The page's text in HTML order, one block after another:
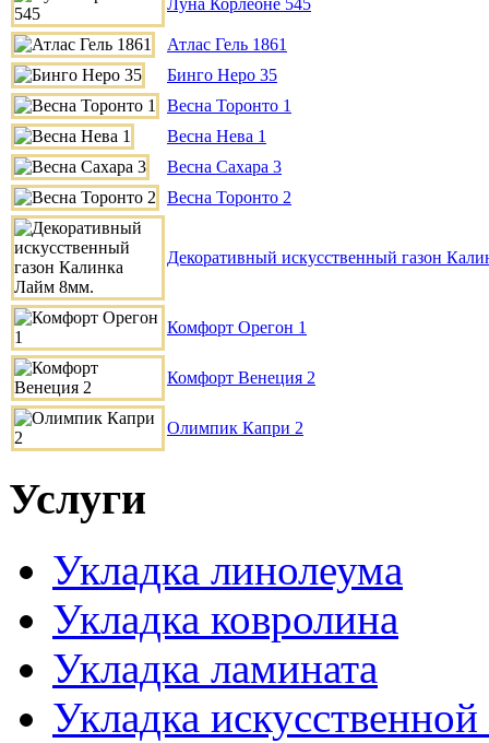
Атлас Гель 1861
Бинго Неро 35
Весна Торонто 1
Весна Нева 1
Весна Сахара 3
Весна Торонто 2
Декоративный искусственный газон
Комфорт Орегон 1
Комфорт Венеция 2
Олимпик Капри 2
Услуги
Укладка линолеума
Укладка ковролина
Укладка ламината
Укладка